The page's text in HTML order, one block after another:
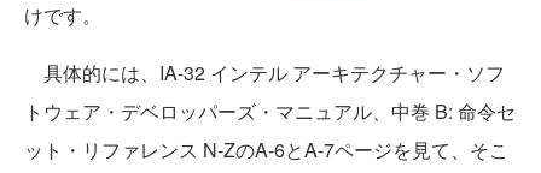
けです。
具体的には、IA-32 インテル アーキテクチャー・ソフ
トウェア・デベロッパーズ・マニュアル、中巻 B: 命令セ
ット・リファレンス N-ZのA-6とA-7ページを見て、そこ